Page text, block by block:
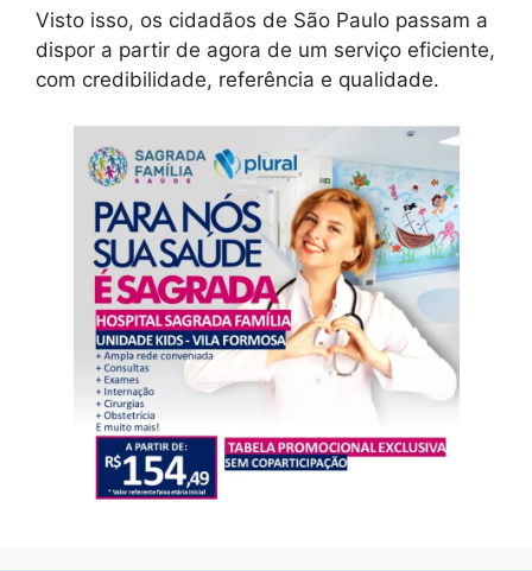
Visto isso, os cidadãos de São Paulo passam a
dispor a partir de agora de um serviço eficiente,
com credibilidade, referência e qualidade.